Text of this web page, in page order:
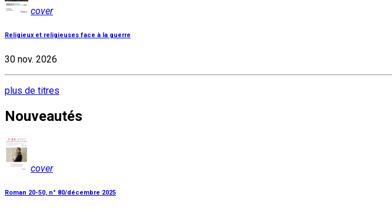
cover
Religieux et religieuses face à la guerre
30 nov. 2026
plus de titres
Nouveautés
cover
Roman 20-50, n° 80/décembre 2025